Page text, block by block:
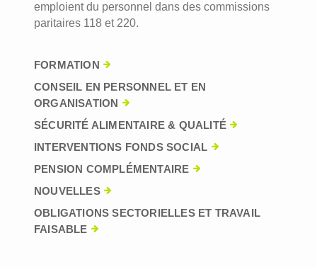
emploient du personnel dans des commissions
paritaires 118 et 220.
FORMATION
CONSEIL EN PERSONNEL ET EN
ORGANISATION
SÉCURITÉ ALIMENTAIRE & QUALITÉ
INTERVENTIONS FONDS SOCIAL
PENSION COMPLÉMENTAIRE
NOUVELLES
OBLIGATIONS SECTORIELLES ET TRAVAIL
FAISABLE